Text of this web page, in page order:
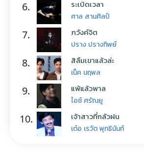
6. ระเบิดเวลา
ศาล สานศิลป์
7. ภวังค์จิต
ปราง ปรางทิพย์
8. สิลืมเขาแล้วล่ะ
เน็ค นฤพล
9. แพ้แล้วพาล
ไอซ์ ศรัณยู
10. เจ้าสาวที่กลัวฝน
เต๋อ เรวัต พุทธินันท์